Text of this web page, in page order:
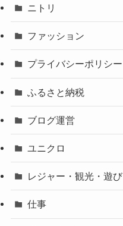
ニトリ
ファッション
プライバシーポリシー
ふるさと納税
ブログ運営
ユニクロ
レジャー・観光・遊び
仕事